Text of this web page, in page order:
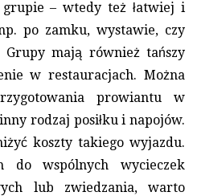
– wtedy też łatwiej i
po zamku, wystawie, czy
mają również tańszy
w restauracjach. Można
prowiantu w
rodzaj posiłku i napojów.
koszty takiego wyjazdu.
do wspólnych wycieczek
lub zwiedzania, warto